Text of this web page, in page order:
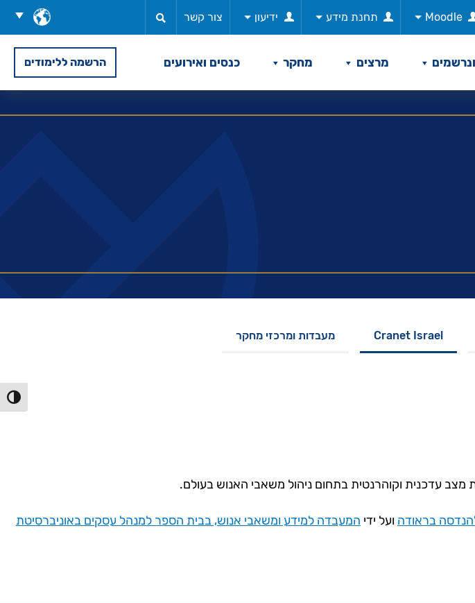
בחר
שפה
Moodle תחנת מידע ידיעון צור קשר
מרצים מחקר כנסים ואירועים הרשמה ללימודים
Cranet Israel מעבדות ומרכזי מחקר
בראודה ועל ידי המעבדה למידע ומשאבי אנוש, בבית הספר למנהל עסקים באוניברסיטת